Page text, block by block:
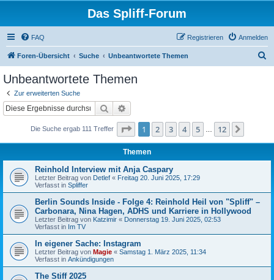
Das Spliff-Forum
FAQ Anmelden
Registrieren
Foren-Übersicht Suche Unbeantwortete Themen
Unbeantwortete Themen
Zur erweiterten Suche
Suche
Die Suche ergab 111 Treffer Seite 1von 12
1 2 3 4 5 12
Themen
Reinhold Interview mit Anja Caspary
Letzter Beitrag von Detlef « Freitag 20. Juni 2025, 17:29
Verfasst in Spliffer
Berlin Sounds Inside - Folge 4: Reinhold Heil von "Spliff" –
Carbonara, Nina Hagen, ADHS und Karriere in Hollywood
Letzter Beitrag von Katzimir « Donnerstag 19. Juni 2025, 02:53
Verfasst in Im TV
In eigener Sache: Instagram
Letzter Beitrag von Magie « Samstag 1. März 2025, 11:34
Verfasst in Ankündigungen
The Stiff 2025